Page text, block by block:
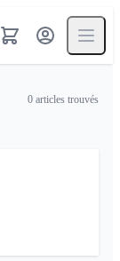
0 articles trouvés